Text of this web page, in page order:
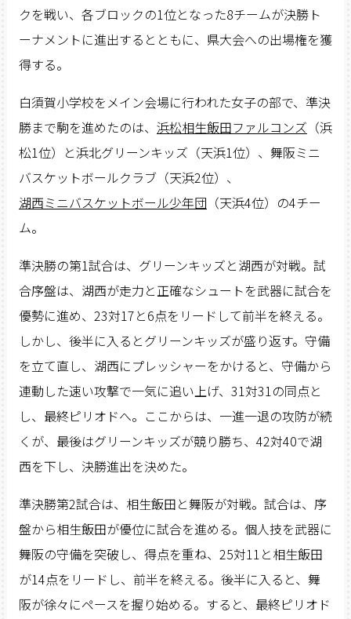
クを戦い、各ブロックの1位となった8チームが決勝ト
ーナメントに進出するとともに、県大会への出場権を獲
得する。
白須賀小学校をメイン会場に行われた女子の部で、準決
勝まで駒を進めたのは、 浜松相生飯田ファルコンズ （浜
松1位）と浜北グリーンキッズ（天浜1位）、舞阪ミニ
バスケットボールクラブ（天浜2位）、
湖西ミニバスケットボール少年団 （天浜4位）の4チー
ム。
準決勝の第1試合は、グリーンキッズと湖西が対戦。試
合序盤は、湖西が走力と正確なシュートを武器に試合を
優勢に進め、23対17と6点をリードして前半を終える。
しかし、後半に入るとグリーンキッズが盛り返す。守備
を立て直し、湖西にプレッシャーをかけると、守備から
連動した速い攻撃で一気に追い上げ、31対31の同点と
し、最終ピリオドへ。ここからは、一進一退の攻防が続
くが、最後はグリーンキッズが競り勝ち、42対40で湖
西を下し、決勝進出を決めた。
準決勝第2試合は、相生飯田と舞阪が対戦。試合は、序
盤から相生飯田が優位に試合を進める。個人技を武器に
舞阪の守備を突破し、得点を重ね、25対11と相生飯田
が14点をリードし、前半を終える。後半に入ると、舞
阪が徐々にペースを握り始める。すると、最終ピリオド